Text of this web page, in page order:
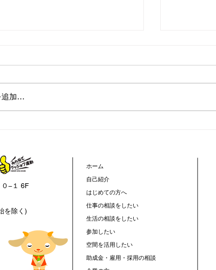
追加…
ホーム
自己紹介
はじめての方へ
仕事の相談をしたい
生活の相談をしたい
参加したい
空間を活用したい
助成金・雇用・採用の相談
−１ 6F
を除く)